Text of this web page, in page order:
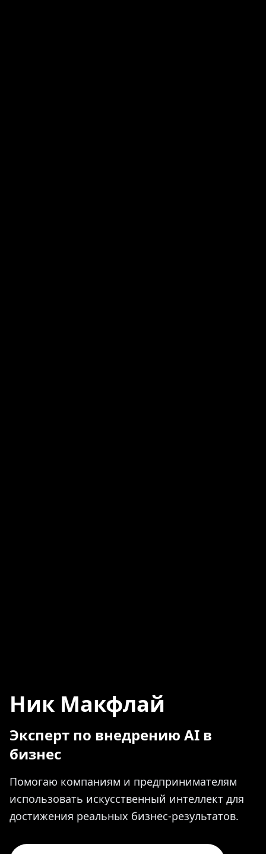
Ник Макфлай
Эксперт по внедрению AI в
бизнес
Помогаю компаниям и предпринимателям
использовать искусственный интеллект для
достижения реальных бизнес-результатов.